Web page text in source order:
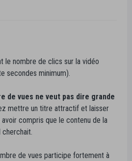
le nombre de clics sur la vidéo
secondes minimum).
de vues ne veut pas dire grande
mettre un titre attractif et laisser
compris que le contenu de la
cherchait.
de vues participe fortement à